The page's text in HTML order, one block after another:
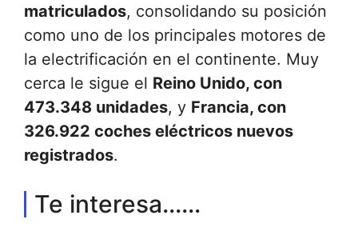
matriculados, consolidando su posición
como uno de los principales motores de
la electrificación en el continente. Muy
cerca le sigue el Reino Unido, con
473.348 unidades, y Francia, con
326.922 coches eléctricos nuevos
registrados.
Te interesa......